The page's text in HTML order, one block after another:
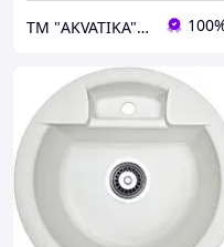
ТМ "AKVATIKA" интернет-магазин виробника